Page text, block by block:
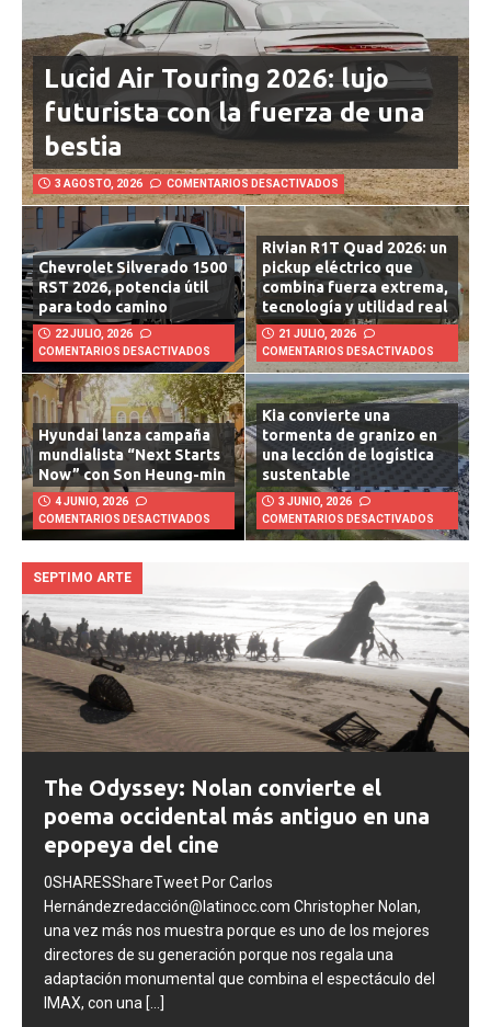
Lucid Air Touring 2026: lujo
futurista con la fuerza de una
bestia
3 AGOSTO, 2026 COMENTARIOS DESACTIVADOS
Chevrolet Silverado 1500
RST 2026, potencia útil
para todo camino
22 JULIO, 2026
COMENTARIOS DESACTIVADOS
Rivian R1T Quad 2026: un
pickup eléctrico que
combina fuerza extrema,
tecnología y utilidad real
21 JULIO, 2026
COMENTARIOS DESACTIVADOS
Hyundai lanza campaña
mundialista “Next Starts
Now” con Son Heung-min
4 JUNIO, 2026
COMENTARIOS DESACTIVADOS
Kia convierte una
tormenta de granizo en
3 JUNIO, 2026
COMENTARIOS DESACTIVADOS
SEPTIMO ARTE
The Odyssey: Nolan convierte el
poema occidental más antiguo en una
epopeya del cine
0SHARESShareTweet Por Carlos
Hernándezredacción@latinocc.com Christopher Nolan,